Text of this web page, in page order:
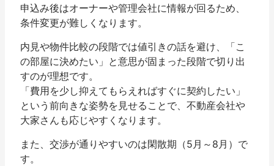
申込み後はオーナーや管理会社に情報が回るため、
条件変更が難しくなります。
内見や物件比較の段階では値引きの話を避け、「こ
の部屋に決めたい」と意思が固まった段階で切り出
すのが理想です。
「費用を少し抑えてもらえればすぐに契約したい」
という前向きな姿勢を見せることで、不動産会社や
大家さんも応じやすくなります。
また、交渉が通りやすいのは閑散期（5月～8月）で
す。